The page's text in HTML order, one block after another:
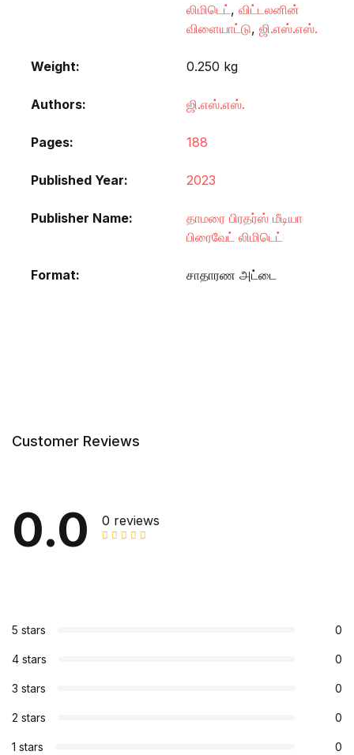
லிமிடெட் , விட்டலனின்
விளையாட்டு, ஜி.எஸ்.எஸ்.
Weight 0.250 kg
Authors ஜி.எஸ்.எஸ்.
Pages 188
Published Year 2023
Publisher Name
தாமரை பிரதர்ஸ் மீடியா
பிரைவேட் லிமிடெட்
Format சாதாரண அட்டை
Customer Reviews
0.0 0 reviews
5 stars 0
4 stars 0
3 stars 0
2 stars 0
1 stars 0